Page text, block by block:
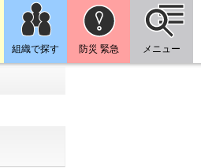
組織で探す 防災 緊急 メニュー